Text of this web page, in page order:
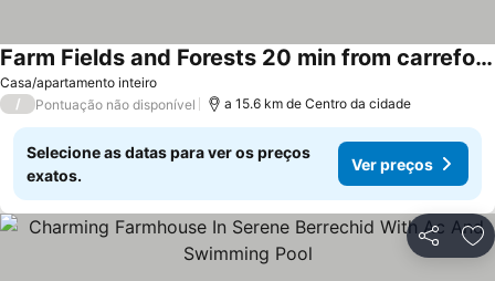
Casa/apartamento inteiro
Farm Fields and Forests 20 min from carrefour berchid
/ Pontuação não disponível a 15.6 km de Centro da cidade
Selecione as datas para ver os preços
exatos.
Ver preços
Partilhar